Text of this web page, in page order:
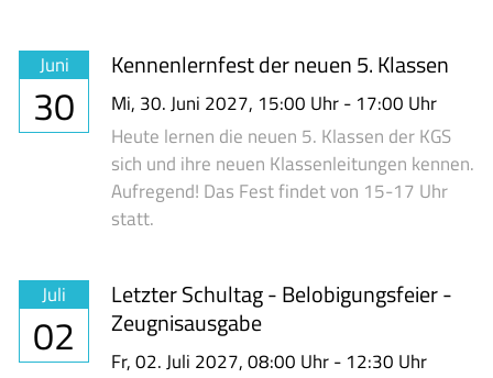
Juni
30
Kennenlernfest der neuen 5. Klassen
Mi, 30. Juni 2027, 15:00 Uhr- 17:00 Uhr
Heute lernen die neuen 5. Klassen der KGS
sich und ihre neuen Klassenleitungen kennen.
Aufregend! Das Fest findet von 15-17 Uhr
statt.
Juli
02
Letzter Schultag - Belobigungsfeier -
Zeugnisausgabe
Fr,02. Juli 2027, 08:00 Uhr- 12:30 Uhr